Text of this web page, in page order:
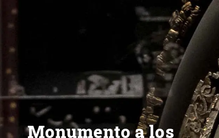
Monumento a los